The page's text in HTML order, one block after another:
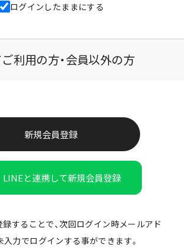
ログインしたままにする
利用の方・会員以外の方
LINEと連携して新規会員登録
することで、次回ログイン時メールアド
力でログインする事ができます。